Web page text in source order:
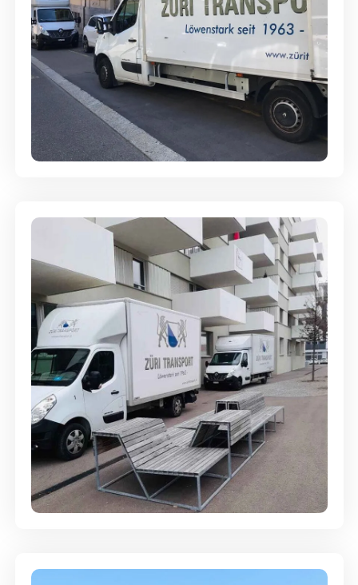
Full-Service - Für Privatumzüge
Umzugsreinigung - mit
Abgabegarantie